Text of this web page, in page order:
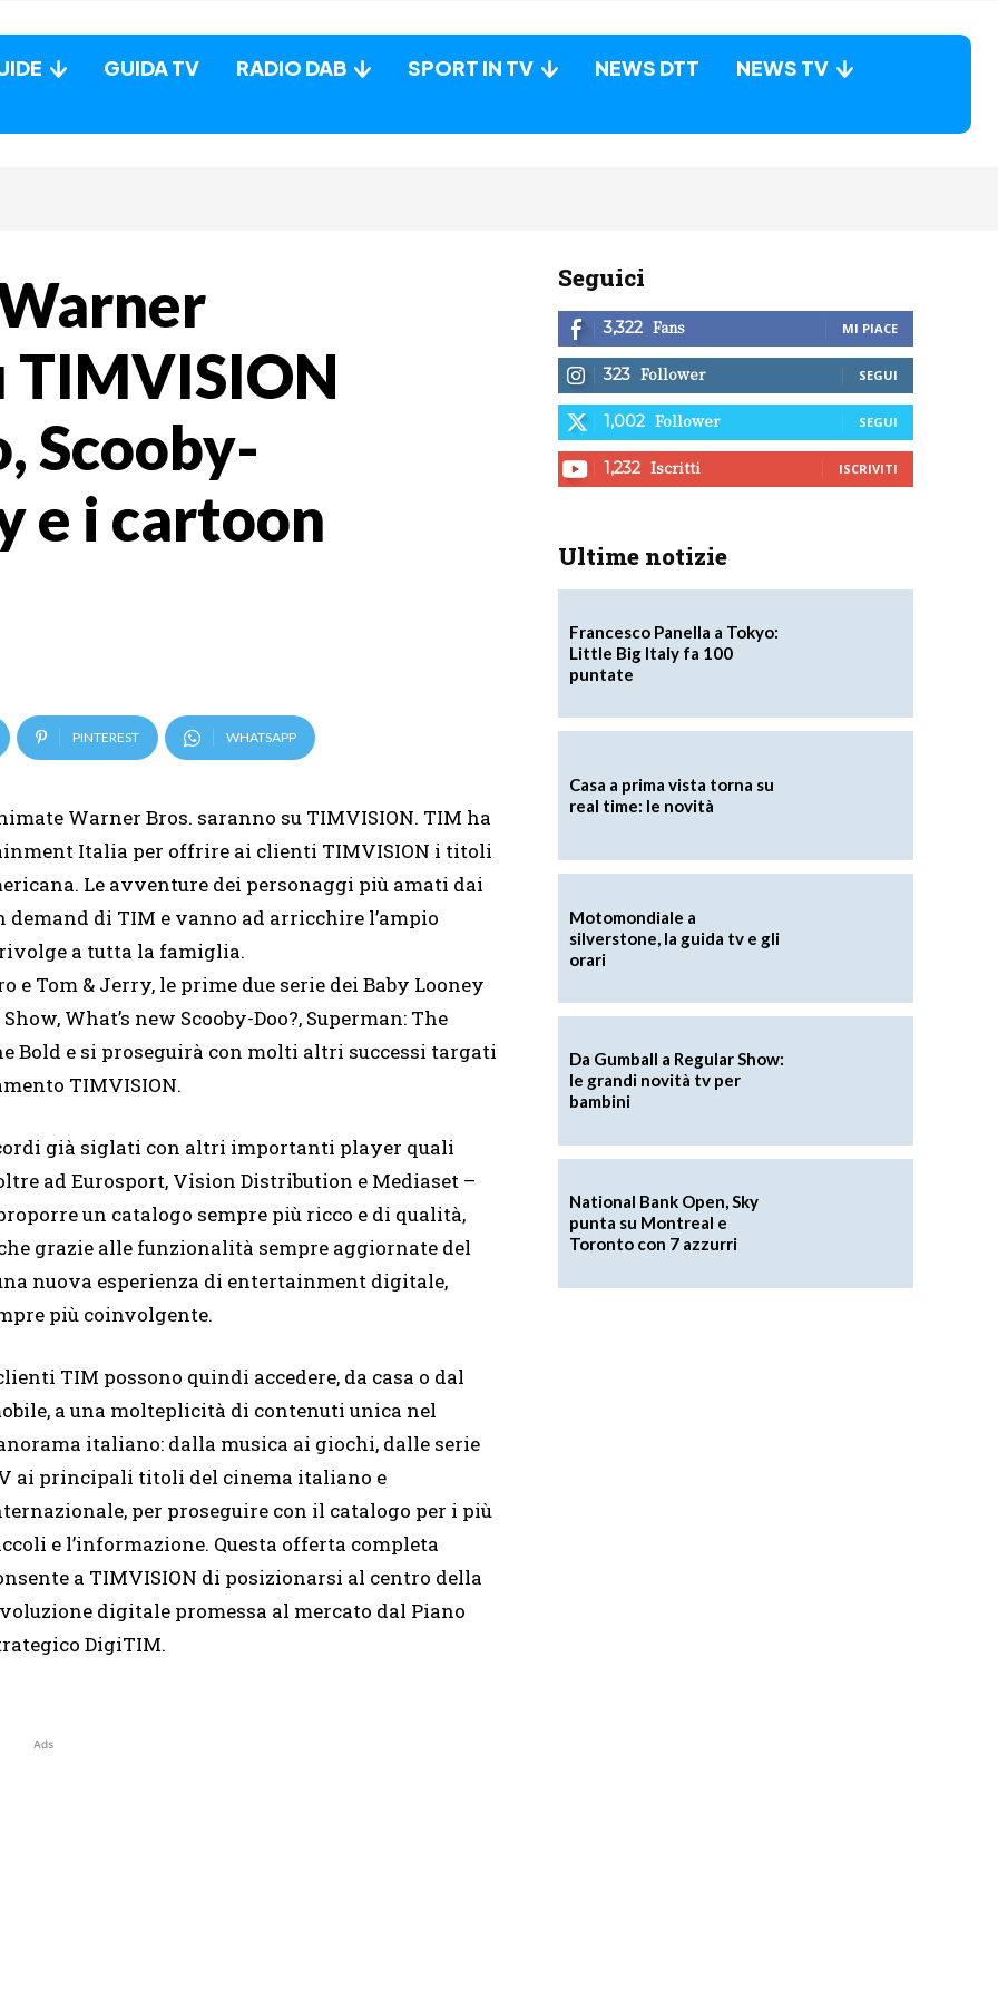
GUIDA TV RADIO DAB SPORT IN TV NEWS DTT
NEWS TV
TIMVISION
Scooby-
e i cartoon
PINTEREST WHATSAPP
Warner Bros. saranno su TIMVISION. TIM ha
Italia per offrire ai clienti TIMVISION i titoli
Le avventure dei personaggi più amati dai
di TIM e vanno ad arricchire l’ampio
a tutta la famiglia.
e Tom & Jerry, le prime due serie dei Baby Looney
What’s new Scooby-Doo?, Superman: The
Bold e si proseguirà con molti altri successi targati
TIMVISION.
già siglati con altri importanti player quali
ad Eurosport, Vision Distribution e Mediaset –
un catalogo sempre più ricco e di qualità,
grazie alle funzionalità sempre aggiornate del
nuova esperienza di entertainment digitale,
più coinvolgente.
TIM possono quindi accedere, da casa o dal
a una molteplicità di contenuti unica nel
italiano: dalla musica ai giochi, dalle serie
ai principali titoli del cinema italiano e
per proseguire con il catalogo per i più
e l’informazione. Questa offerta completa
a TIMVISION di posizionarsi al centro della
digitale promessa al mercato dal Piano
DigiTIM.
Ads
Seguici
3,322 Fans MI PIACE
323 Follower SEGUI
1,002 Follower SEGUI
1,232 Iscritti ISCRIVITI
Ultime notizie
Francesco Panella a Tokyo:
Little Big Italy fa 100
puntate
Casa a prima vista torna su
real time: le novità
Motomondiale a
silverstone, la guida tv e gli
orari
Da Gumball a Regular Show:
le grandi novità tv per
bambini
National Bank Open, Sky
punta su Montreal e
Toronto con 7 azzurri